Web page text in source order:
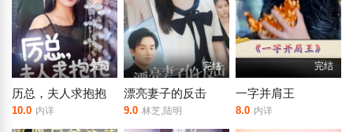
完结
历总，夫人求抱抱
10.0 内详
完结
漂亮妻子的反击
9.0 林芝,陆明
完结
一字并肩王
8.0 内详